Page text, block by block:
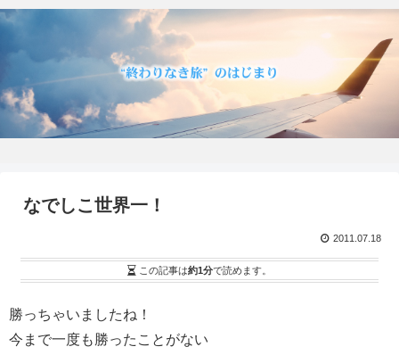
なでしこ世界一！
2011.07.18
この記事は約1分で読めます。
勝っちゃいましたね！
今まで一度も勝ったことがない